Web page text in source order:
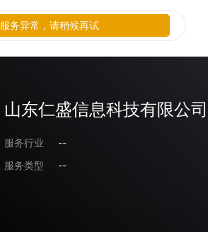
山东仁盛信息科技有限公司
服务行业
--
服务类型
--
服务异常，请稍候再试